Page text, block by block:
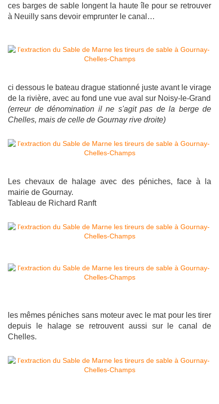
ces barges de sable longent la haute île pour se retrouver
à Neuilly sans devoir emprunter le canal…
ci dessous le bateau drague stationné juste avant le virage
de la rivière, avec au fond une vue aval sur Noisy-le-Grand
(erreur de dénomination il ne s'agit pas de la berge de
Chelles, mais de celle de Gournay rive droite)
Les chevaux de halage avec des péniches, face à la
mairie de Gournay.
Tableau de Richard Ranft
les mêmes péniches sans moteur avec le mat pour les tirer
depuis le halage se retrouvent aussi sur le canal de
Chelles.